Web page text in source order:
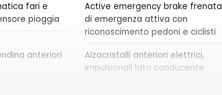
fari e
pioggia
Active emergency brake frenata
di emergenza attiva con
riconoscimento pedoni e ciclisti
anteriori
Alzacristalli anteriori elettrici,
impulsionali lato conducente